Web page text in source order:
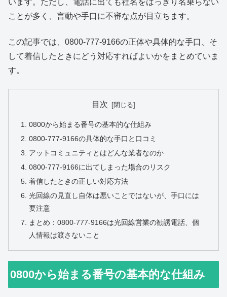
います。ただし、電話に出ても社名をはっきり名乗らない
ことが多く、言動や手口に不審な点が目立ちます。
この記事では、0800-777-9166の正体や具体的な手口、そ
して着信したときにどう対応すればよいかをまとめていま
す。
目次
0800から始まる番号の基本的な仕組み
0800-777-9166の具体的な手口と口コミ
アットコミュニティとはどんな業者なのか
0800-777-9166に出てしまった場合のリスク
着信したときの正しい対応方法
光回線の見直し自体は悪いことではないが、手口には
要注意
まとめ：0800-777-9166は光回線営業の勧誘電話、個
人情報は渡さないこと
0800から始まる番号の基本的な仕組み